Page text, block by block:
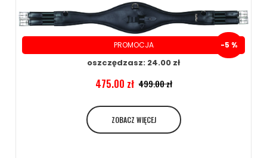
PROMOCJA -5 %
oszczędzasz: 24.00 zł
475.00 zł 499.00 zł
ZOBACZ WIĘCEJ